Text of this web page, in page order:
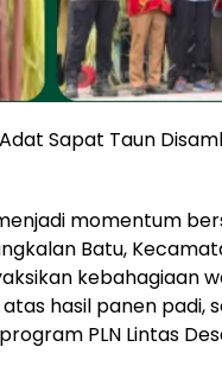
Sapat Taun
momentum
Batu,
kebahagiaan
hasil panen padi,
PLN Lintas